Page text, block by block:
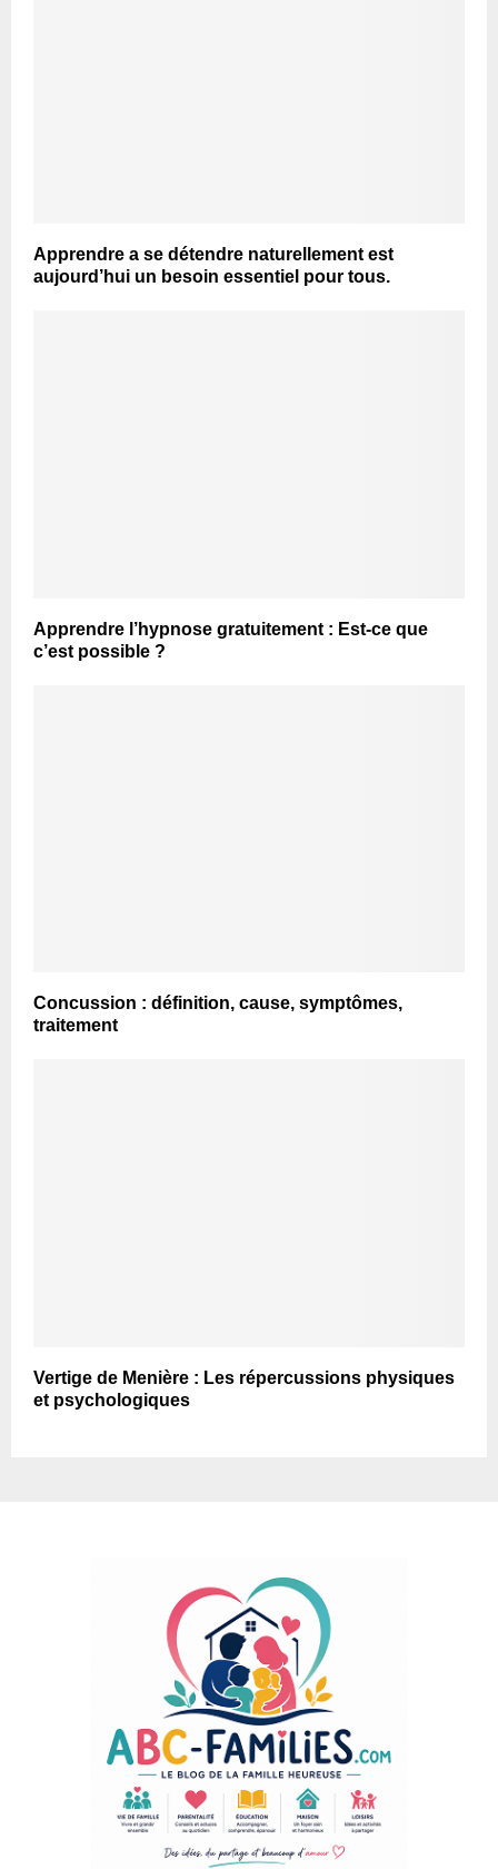
Apprendre a se détendre naturellement est
aujourd’hui un besoin essentiel pour tous.
Apprendre l’hypnose gratuitement : Est-ce que
c’est possible ?
Concussion : définition, cause, symptômes,
traitement
Vertige de Menière : Les répercussions physiques
et psychologiques